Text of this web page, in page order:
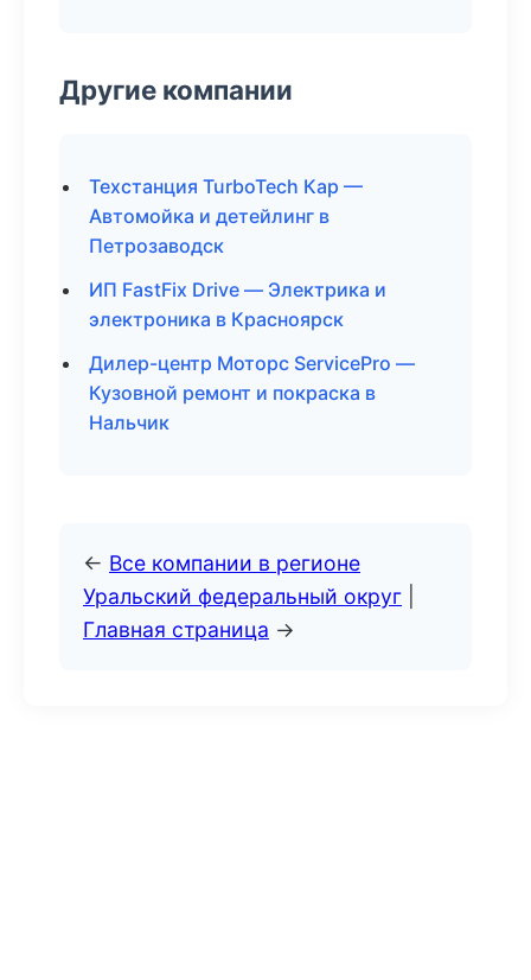
Другие компании
Техстанция TurboTech Кар —
Автомойка и детейлинг в
Петрозаводск
ИП FastFix Drive — Электрика и
электроника в Красноярск
Дилер-центр Моторс ServicePro —
Кузовной ремонт и покраска в
Нальчик
← Все компании в регионе
Уральский федеральный округ
Главная страница →